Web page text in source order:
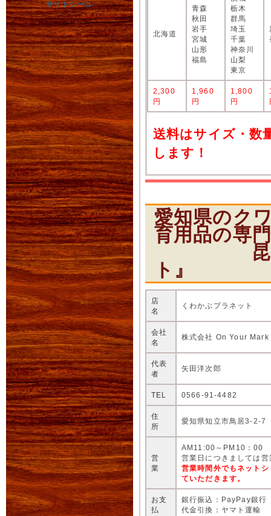
北海道
青森
秋田
岩手
宮城
山形
福島
栃木
群馬
埼玉
千葉
神奈川
山梨
東京
2,300
円
1,960
円
1,800
円
送料はサイズ・数
します！
愛知県のク
育用品の専
昆虫シ
ト』
店
名
くわかぶプラネット
会社
名
株式会社 On Your Mark
代表
者
矢田洋次郎
TEL 0566-91-4482
住
所
愛知県知立市鳥居3-2-7
営
業
AM11:00～PM10：00
営業日につきましては
営業時間外でもネット
ていただきます。
お支
払
銀行振込：PayPay銀行
代金引換：ヤマト運輸